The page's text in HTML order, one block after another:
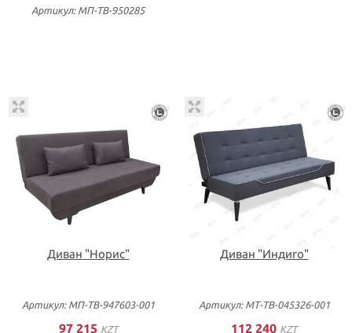
Артикул: МП-ТВ-950285
Диван "Норис"
Артикул: МП-ТВ-947603-001
97 215 KZT
Диван "Индиго"
Артикул: МТ-ТВ-045326-001
112 240 KZT